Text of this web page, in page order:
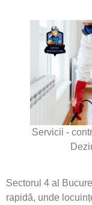
Servicii -
Sectorul 4 al
rapidă, unde